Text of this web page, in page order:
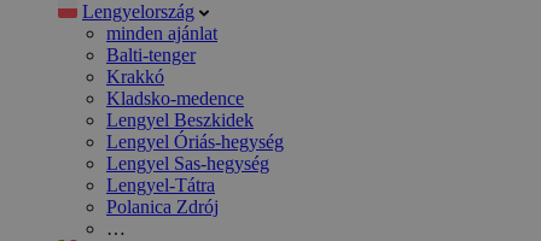
Lengyelország
minden ajánlat
Balti-tenger
Krakkó
Kladsko-medence
Lengyel Beszkidek
Lengyel Óriás-hegység
Lengyel Sas-hegység
Lengyel-Tátra
Polanica Zdrój
…